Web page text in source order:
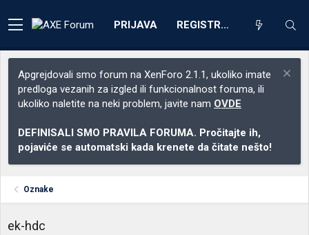
PRIJAVA REGISTRACIJA
Apgrejdovali smo forum na XenForo 2.1.1, ukoliko imate
predloga vezanih za izgled ili funkcionalnost foruma, ili
ukoliko naletite na neki problem, javite nam OVDE
DEFINISALI SMO PRAVILA FORUMA. Pročitajte ih,
pojaviće se automatski kada krenete da čitate nešto!
Oznake
ek-hdc